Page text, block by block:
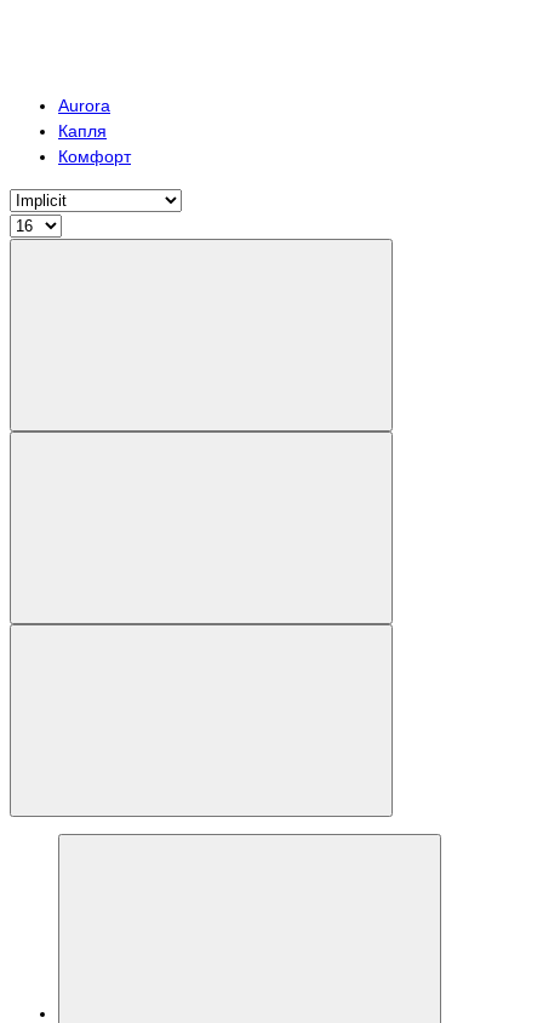
Aurora
Капля
Комфорт